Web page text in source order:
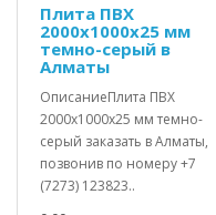
Плита ПВХ
2000х1000х25 мм
темно-серый в
Алматы
ОписаниеПлита ПВХ
2000х1000х25 мм темно-
серый заказать в Алматы,
позвонив по номеру +7
(7273) 123823..